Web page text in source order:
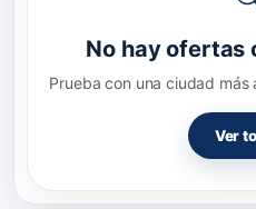
No hay ofertas
Prueba con una ciudad más
Ver